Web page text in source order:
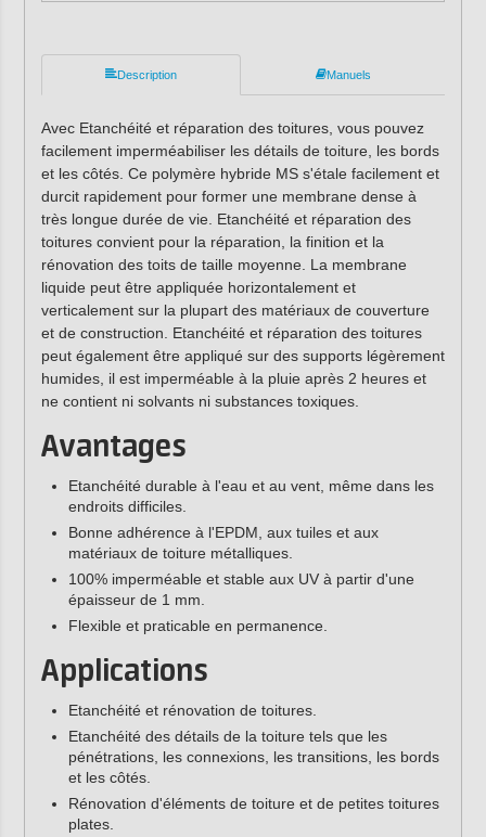
Description Manuels
Avec Etanchéité et réparation des toitures, vous pouvez
facilement imperméabiliser les détails de toiture, les bords
et les côtés. Ce polymère hybride MS s'étale facilement et
durcit rapidement pour former une membrane dense à
très longue durée de vie. Etanchéité et réparation des
toitures convient pour la réparation, la finition et la
rénovation des toits de taille moyenne. La membrane
liquide peut être appliquée horizontalement et
verticalement sur la plupart des matériaux de couverture
et de construction. Etanchéité et réparation des toitures
peut également être appliqué sur des supports légèrement
humides, il est imperméable à la pluie après 2 heures et
ne contient ni solvants ni substances toxiques.
Avantages
Etanchéité durable à l'eau et au vent, même dans les
endroits difficiles.
Bonne adhérence à l'EPDM, aux tuiles et aux
matériaux de toiture métalliques.
100% imperméable et stable aux UV à partir d'une
épaisseur de 1 mm.
Flexible et praticable en permanence.
Applications
Etanchéité et rénovation de toitures.
Etanchéité des détails de la toiture tels que les
pénétrations, les connexions, les transitions, les bords
et les côtés.
Rénovation d'éléments de toiture et de petites toitures
plates.